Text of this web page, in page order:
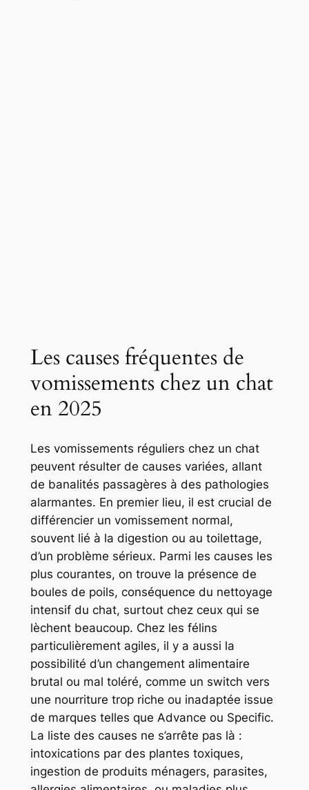
Les causes fréquentes de
vomissements chez un chat
en 2025
Les vomissements réguliers chez un chat
peuvent résulter de causes variées, allant
de banalités passagères à des pathologies
alarmantes. En premier lieu, il est crucial de
différencier un vomissement normal,
souvent lié à la digestion ou au toilettage,
d’un problème sérieux. Parmi les causes les
plus courantes, on trouve la présence de
boules de poils, conséquence du nettoyage
intensif du chat, surtout chez ceux qui se
lèchent beaucoup. Chez les félins
particulièrement agiles, il y a aussi la
possibilité d’un changement alimentaire
brutal ou mal toléré, comme un switch vers
une nourriture trop riche ou inadaptée issue
de marques telles que Advance ou Specific.
La liste des causes ne s’arrête pas là :
intoxications par des plantes toxiques,
ingestion de produits ménagers, parasites,